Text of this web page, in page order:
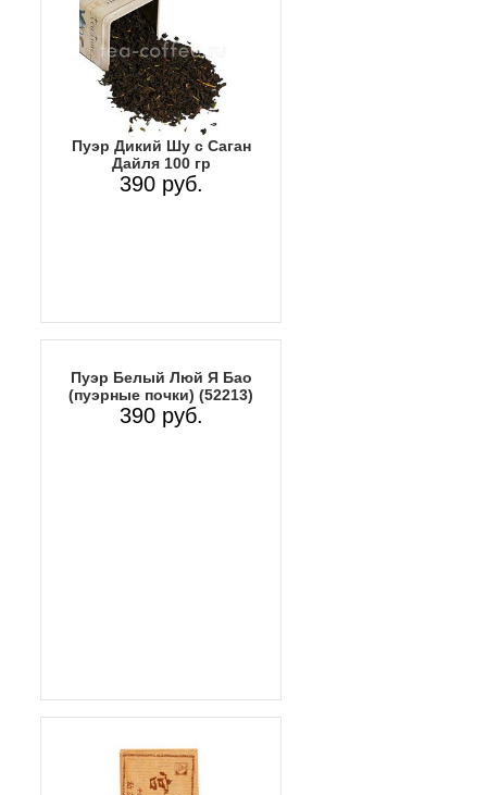
Пуэр Дикий Шу с Саган
Дайля 100 гр
390 руб.
Пуэр Белый Люй Я Бао
(пуэрные почки) (52213)
390 руб.